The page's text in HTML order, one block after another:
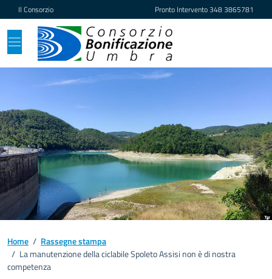
Vai ai contenuti
Vai al footer
Il Consorzio Pronto Intervento348 3865781
Home / Rassegne stampa
/ La manutenzione della ciclabile Spoleto Assisi non è di nostra
competenza